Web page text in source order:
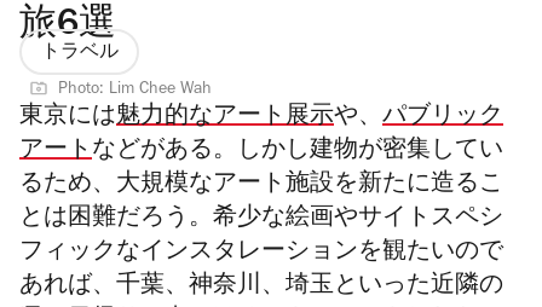
旅6選
トラベル
Photo: Lim Chee Wah
東京には魅力的なアート展示や、 パブリック
アートなどがある。しかし建物が密集してい
るため、大規模なアート施設を新たに造るこ
とは困難だろう。希少な絵画やサイトスペシ
フィックなインスタレーションを観たいので
あれば、千葉、神奈川、埼玉といった近隣の